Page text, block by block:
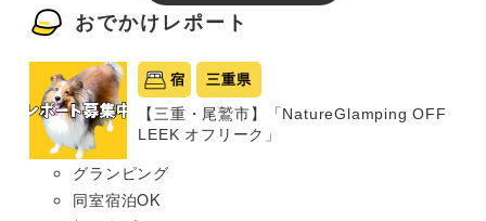
おでかけレポート
宿 三重県
【三重・尾鷲市】「NatureGlamping OFF
LEEK オフリーク」
グランピング
同室宿泊OK